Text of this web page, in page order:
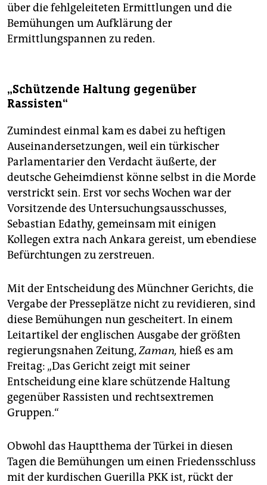
über die fehlgeleiteten Ermittlungen und die
Bemühungen um Aufklärung der
Ermittlungspannen zu reden.
„Schützende Haltung gegenüber
Rassisten“
Zumindest einmal kam es dabei zu heftigen
Auseinandersetzungen, weil ein türkischer
Parlamentarier den Verdacht äußerte, der
deutsche Geheimdienst könne selbst in die Morde
verstrickt sein. Erst vor sechs Wochen war der
Vorsitzende des Untersuchungsausschusses,
Sebastian Edathy, gemeinsam mit einigen
Kollegen extra nach Ankara gereist, um ebendiese
Befürchtungen zu zerstreuen.
Mit der Entscheidung des Münchner Gerichts, die
Vergabe der Presseplätze nicht zu revidieren, sind
diese Bemühungen nun gescheitert. In einem
Leitartikel der englischen Ausgabe der größten
regierungsnahen Zeitung,Zaman, hieß es am
Freitag: „Das Gericht zeigt mit seiner
Entscheidung eine klare schützende Haltung
gegenüber Rassisten und rechtsextremen
Gruppen.“
Obwohl das Hauptthema der Türkei in diesen
Tagen die Bemühungen um einen Friedensschluss
mit der kurdischen Guerilla PKK ist, rückt der